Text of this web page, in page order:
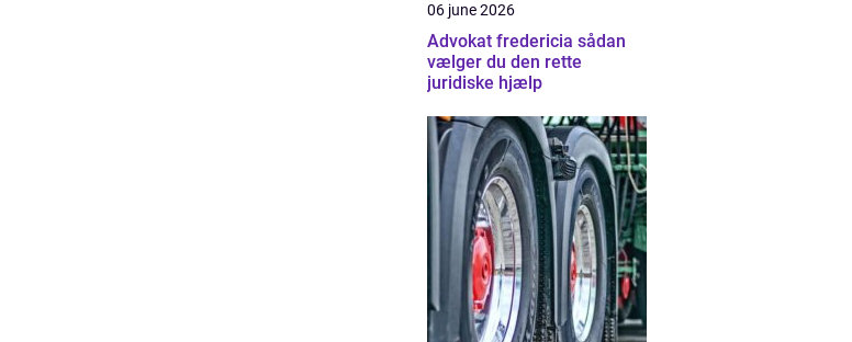
06 june 2026
Advokat fredericia sådan
vælger du den rette
juridiske hjælp